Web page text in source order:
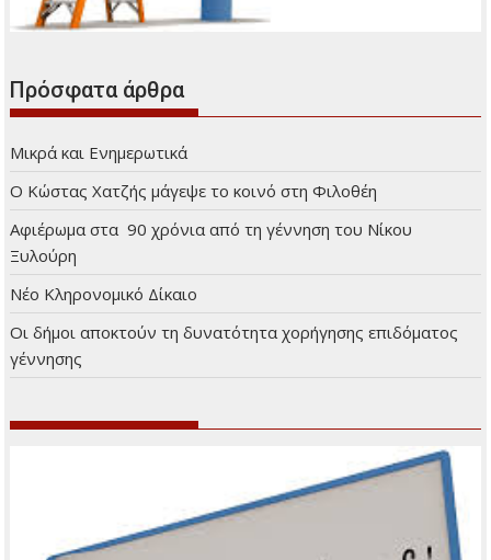
Πρόσφατα άρθρα
Μικρά και Ενημερωτικά
Ο Κώστας Χατζής μάγεψε το κοινό στη Φιλοθέη
Αφιέρωμα στα 90 χρόνια από τη γέννηση του Νίκου
Ξυλούρη
Νέο Κληρονομικό Δίκαιο
Οι δήμοι αποκτούν τη δυνατότητα χορήγησης επιδόματος
γέννησης